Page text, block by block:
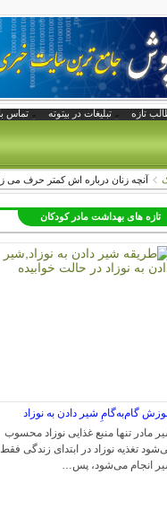
تازه تبلیغات در بیتوته تماس
آنچه زنان درباره ‌اش کمتر حرف‌ می
تازه های بهداشت مادر کودکان
گام‌به‌گامِ شیر دادن به نوزاد
مادر تنها منبع غذایی نوزاد محسوب
تغذیه نوزاد در ابتدای زندگی فقط
انجام می‌شود، پس…